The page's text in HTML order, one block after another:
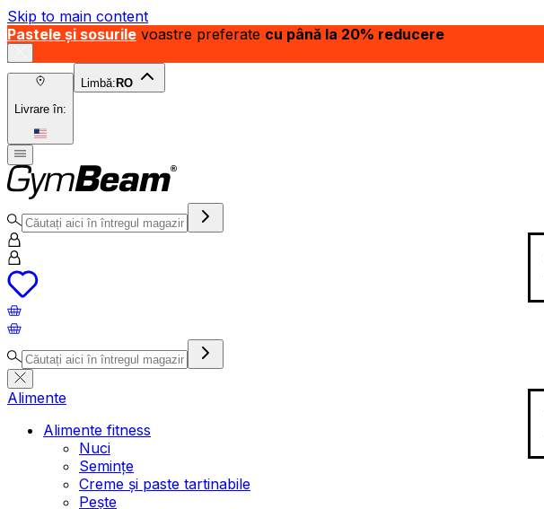
Skip to main content
Pastele și sosurile voastre preferate cu până la 20% reducere
Livrare în:
Limbă: RO
Alimente
Alimente fitness
Nuci
Semințe
Creme și paste tartinabile
Pește